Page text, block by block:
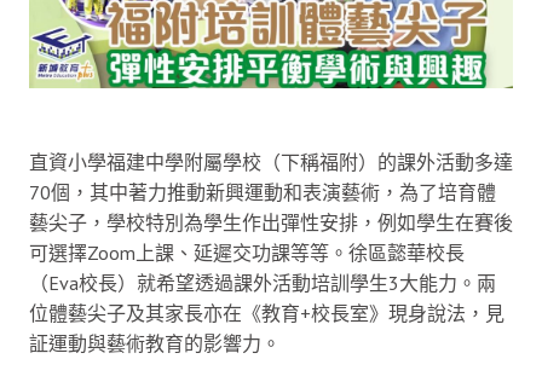
直資小學福建中學附屬學校（下稱福附）的課外活動多達
70個，其中著力推動新興運動和表演藝術，為了培育體
藝尖子，學校特別為學生作出彈性安排，例如學生在賽後
可選擇Zoom上課、延遲交功課等等。徐區懿華校長
（Eva校長）就希望透過課外活動培訓學生3大能力。兩
位體藝尖子及其家長亦在《教育+校長室》現身說法，見
証運動與藝術教育的影響力。